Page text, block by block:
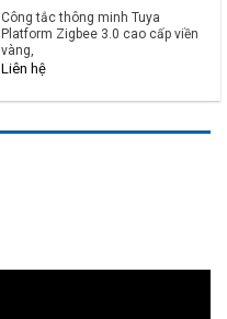
Công tắc thông minh Tuya
Platform Zigbee 3.0 cao cấp viền
vàng,
Liên hệ